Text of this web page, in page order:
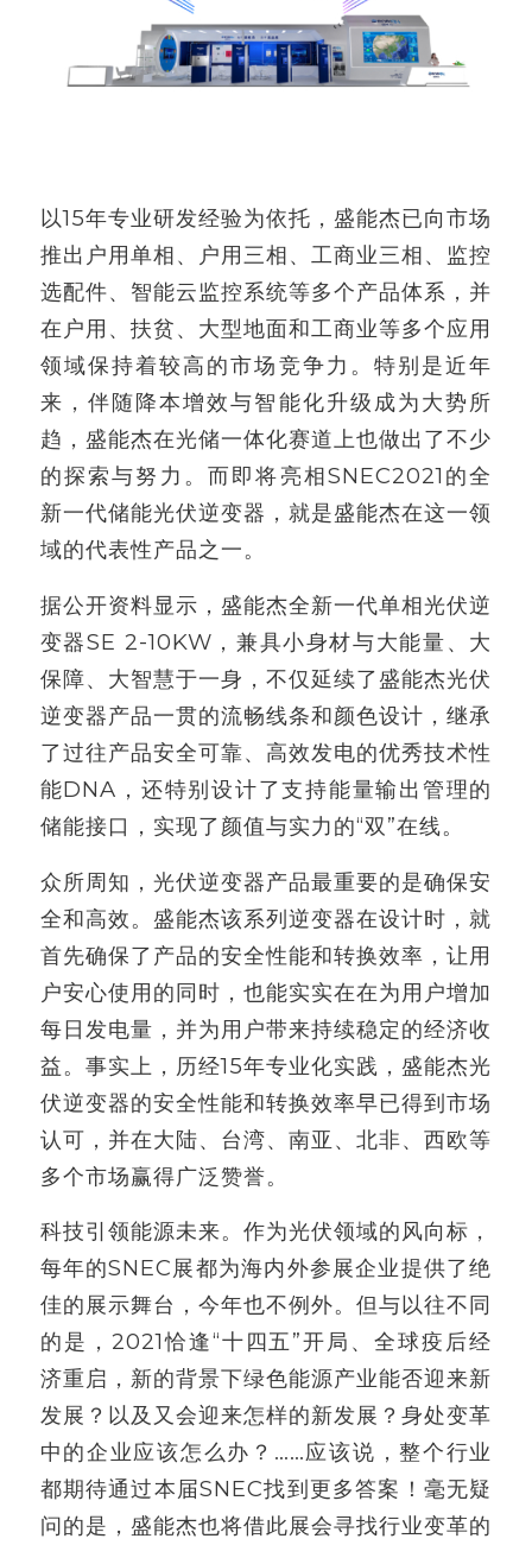
以15年专业研发经验为依托，盛能杰已向市场
推出户用单相、户用三相、工商业三相、监控
选配件、智能云监控系统等多个产品体系，并
在户用、扶贫、大型地面和工商业等多个应用
领域保持着较高的市场竞争力。特别是近年
来，伴随降本增效与智能化升级成为大势所
趋，盛能杰在光储一体化赛道上也做出了不少
的探索与努力。而即将亮相SNEC2021的全
新一代储能光伏逆变器，就是盛能杰在这一领
域的代表性产品之一。
据公开资料显示，盛能杰全新一代单相光伏逆
变器SE 2-10KW，兼具小身材与大能量、大
保障、大智慧于一身，不仅延续了盛能杰光伏
逆变器产品一贯的流畅线条和颜色设计，继承
了过往产品安全可靠、高效发电的优秀技术性
能DNA，还特别设计了支持能量输出管理的
储能接口，实现了颜值与实力的“双”在线。
众所周知，光伏逆变器产品最重要的是确保安
全和高效。盛能杰该系列逆变器在设计时，就
首先确保了产品的安全性能和转换效率，让用
户安心使用的同时，也能实实在在为用户增加
每日发电量，并为用户带来持续稳定的经济收
益。事实上，历经15年专业化实践，盛能杰光
伏逆变器的安全性能和转换效率早已得到市场
认可，并在大陆、台湾、南亚、北非、西欧等
多个市场赢得广泛赞誉。
科技引领能源未来。作为光伏领域的风向标，
每年的SNEC展都为海内外参展企业提供了绝
佳的展示舞台，今年也不例外。但与以往不同
的是，2021恰逢“十四五”开局、全球疫后经
济重启，新的背景下绿色能源产业能否迎来新
发展？以及又会迎来怎样的新发展？身处变革
中的企业应该怎么办？……应该说，整个行业
都期待通过本届SNEC找到更多答案！毫无疑
问的是，盛能杰也将借此展会寻找行业变革的